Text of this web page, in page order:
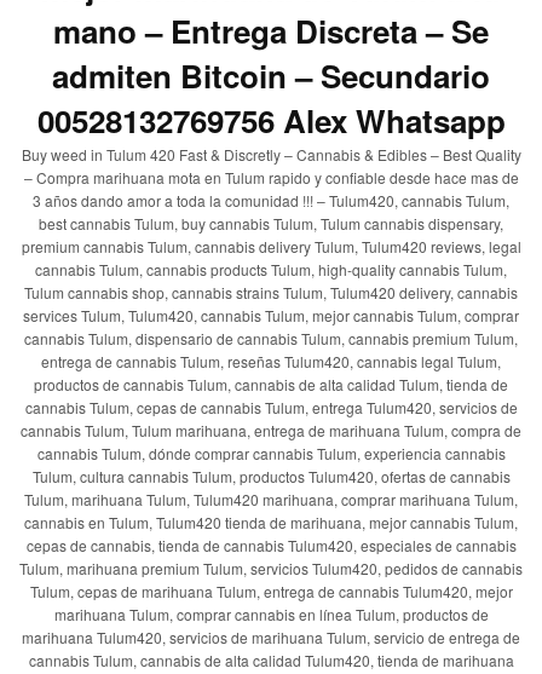
mano – Entrega Discreta – Se
admiten Bitcoin – Secundario
00528132769756 Alex Whatsapp
Buy weed in Tulum 420 Fast & Discretly – Cannabis & Edibles – Best Quality
– Compra marihuana mota en Tulum rapido y confiable desde hace mas de
3 años dando amor a toda la comunidad !!! – Tulum420, cannabis Tulum,
best cannabis Tulum, buy cannabis Tulum, Tulum cannabis dispensary,
premium cannabis Tulum, cannabis delivery Tulum, Tulum420 reviews, legal
cannabis Tulum, cannabis products Tulum, high-quality cannabis Tulum,
Tulum cannabis shop, cannabis strains Tulum, Tulum420 delivery, cannabis
services Tulum, Tulum420, cannabis Tulum, mejor cannabis Tulum, comprar
cannabis Tulum, dispensario de cannabis Tulum, cannabis premium Tulum,
entrega de cannabis Tulum, reseñas Tulum420, cannabis legal Tulum,
productos de cannabis Tulum, cannabis de alta calidad Tulum, tienda de
cannabis Tulum, cepas de cannabis Tulum, entrega Tulum420, servicios de
cannabis Tulum, Tulum marihuana, entrega de marihuana Tulum, compra de
cannabis Tulum, dónde comprar cannabis Tulum, experiencia cannabis
Tulum, cultura cannabis Tulum, productos Tulum420, ofertas de cannabis
Tulum, marihuana Tulum, Tulum420 marihuana, comprar marihuana Tulum,
cannabis en Tulum, Tulum420 tienda de marihuana, mejor cannabis Tulum,
cepas de cannabis, tienda de cannabis Tulum420, especiales de cannabis
Tulum, marihuana premium Tulum, servicios Tulum420, pedidos de cannabis
Tulum, cepas de marihuana Tulum, entrega de cannabis Tulum420, mejor
marihuana Tulum, comprar cannabis en línea Tulum, productos de
marihuana Tulum420, servicios de marihuana Tulum, servicio de entrega de
cannabis Tulum, cannabis de alta calidad Tulum420, tienda de marihuana